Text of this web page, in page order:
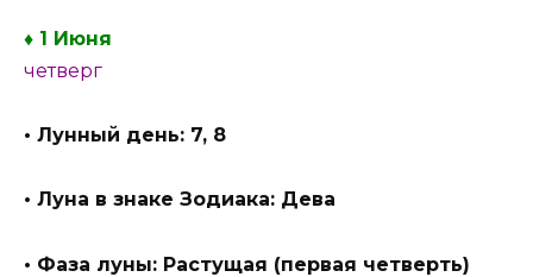
♦ 1 Июня
четверг
• Лунный день: 7, 8
• Луна в знаке Зодиака: Дева
• Фаза луны: Растущая (первая четверть)